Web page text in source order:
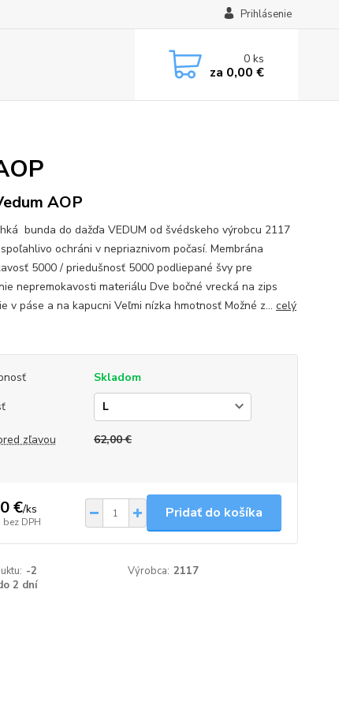
Prihlásenie
0ks
za 0,00 €
AOP
bunda do dažďa VEDUM od švédskeho výrobcu 2117
ochráni v nepriaznivom počasí. Membrána
5000 / priedušnosť 5000 podliepané švy pre
nepremokavosti materiálu Dve bočné vrecká na zips
v páse a na kapucni Veľmi nízka hmotnosť Možné z... celý
Skladom
zľavou 62,00 €
€/ks
bez DPH
Pridať do košíka
-2 Výrobca: 2117
2 dní